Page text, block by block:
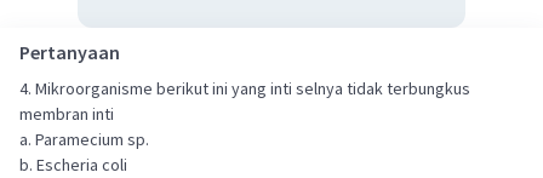
Pertanyaan
4. Mikroorganisme berikut ini yang inti selnya tidak terbungkus
membran inti
a. Paramecium sp.
b. Escheria coli